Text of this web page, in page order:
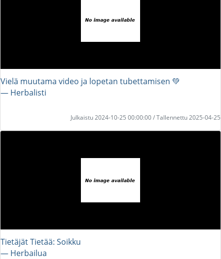
Vielä muutama video ja lopetan tubettamisen 💚
― Herbalisti
Julkaistu 2024-10-25 00:00:00 / Tallennettu 2025-04-25
Tietäjät Tietää: Soikku
― Herbailua